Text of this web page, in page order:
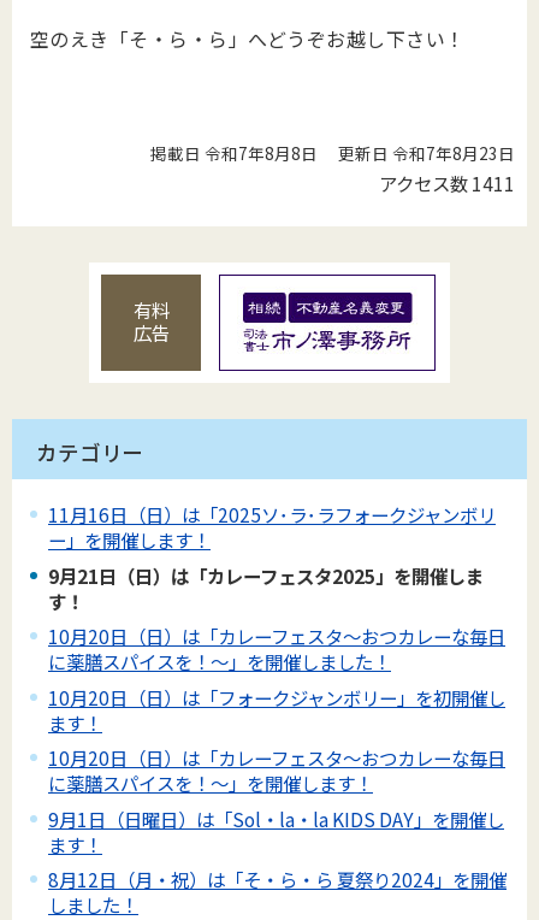
空のえき「そ・ら・ら」へどうぞお越し下さい！
掲載日 令和7年8月8日 更新日 令和7年8月23日
アクセス数1411
有料
広告
カテゴリー
11月16日（日）は「2025ソ･ラ･ラフォークジャンボリ
ー」を開催します！
9月21日（日）は「カレーフェスタ2025」を開催しま
す！
10月20日（日）は「カレーフェスタ～おつカレーな毎日
に薬膳スパイスを！～」を開催しました！
10月20日（日）は「フォークジャンボリー」を初開催し
ます！
10月20日（日）は「カレーフェスタ～おつカレーな毎日
に薬膳スパイスを！～」を開催します！
9月1日（日曜日）は「Sol・la・la KIDS DAY」を開催し
ます！
8月12日（月・祝）は「そ・ら・ら 夏祭り2024」を開催
しました！